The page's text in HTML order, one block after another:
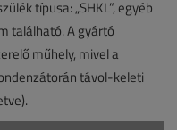
típusa: „SHKL”, egyéb
található. A gyártó
műhely, mivel a
távol-keleti